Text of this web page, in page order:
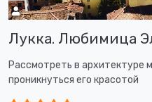
Лукка. Любимица
Рассмотреть в архитектуре
проникнуться его красотой